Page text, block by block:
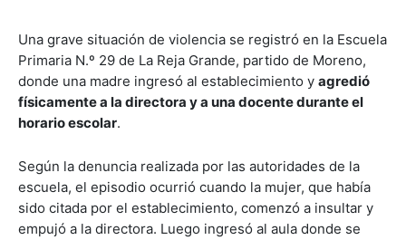
Una grave situación de violencia se registró en la Escuela
Primaria N.º 29 de La Reja Grande, partido de Moreno,
donde una madre ingresó al establecimiento y agredió
físicamente a la directora y a una docente durante el
horario escolar.
Según la denuncia realizada por las autoridades de la
escuela, el episodio ocurrió cuando la mujer, que había
sido citada por el establecimiento, comenzó a insultar y
empujó a la directora. Luego ingresó al aula donde se